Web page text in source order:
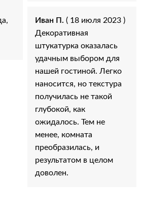
Иван П. ( 18 июля 2023 )
Декоративная
штукатурка оказалась
удачным выбором для
нашей гостиной. Легко
наносится, но текстура
получилась не такой
глубокой, как
ожидалось. Тем не
менее, комната
преобразилась, и
результатом в целом
доволен.